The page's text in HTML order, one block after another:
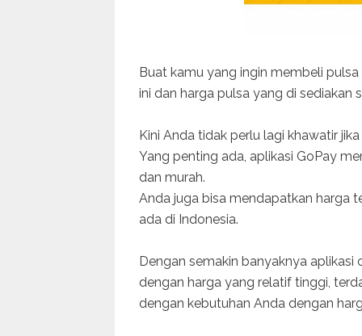
Buat kamu yang ingin membeli
ini dan harga pulsa yang di sediakan
Kini Anda tidak perlu lagi khawatir
Yang penting ada, aplikasi GoPay
dan murah.
Anda juga bisa mendapatkan harga
ada di Indonesia.
Dengan semakin banyaknya aplikasi
dengan harga yang relatif tinggi,
dengan kebutuhan Anda dengan